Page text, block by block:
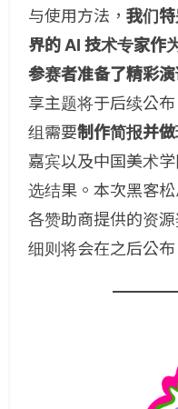
与使用方法， 我们
界的 AI 技术专家作
参赛者准备了精彩演
享主题将于后续公
组需要制作简报并
嘉宾以及中国美术
选结果。本次黑客
各赞助商提供的资
细则将会在之后公布